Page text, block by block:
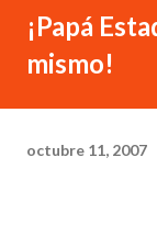
¡Papá
mismo!
octubre 11, 2007